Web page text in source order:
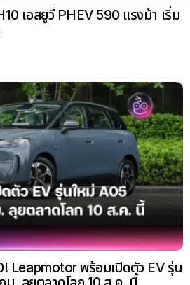
เอสยูวี PHEV 590 แรงม้า เริ่ม
Leapmotor พร้อมเปิดตัว EV รุ่น